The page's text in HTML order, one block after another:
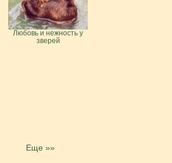
Любовь и нежность у
зверей
Еще »»